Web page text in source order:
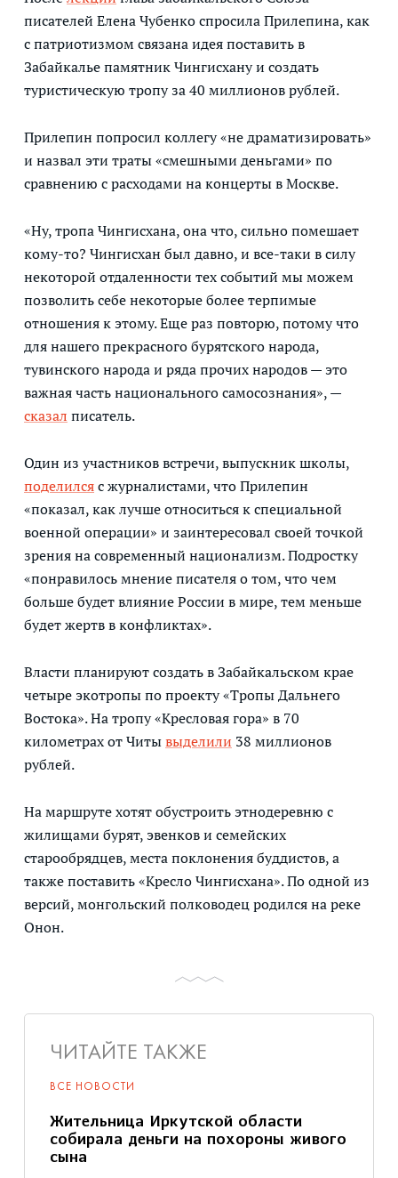
писателей Елена Чубенко спросила Прилепина, как
с патриотизмом связана идея поставить в
Забайкалье памятник Чингисхану и создать
туристическую тропу за 40 миллионов рублей.
Прилепин попросил коллегу «не драматизировать»
и назвал эти траты «смешными деньгами» по
сравнению с расходами на концерты в Москве.
«Ну, тропа Чингисхана, она что, сильно помешает
кому-то? Чингисхан был давно, и все-таки в силу
некоторой отдаленности тех событий мы можем
позволить себе некоторые более терпимые
отношения к этому. Еще раз повторю, потому что
для нашего прекрасного бурятского народа,
тувинского народа и ряда прочих народов — это
важная часть национального самосознания», —
сказал писатель.
Один из участников встречи, выпускник школы,
поделилсяс журналистами, что Прилепин
«показал, как лучше относиться к специальной
военной операции» и заинтересовал своей точкой
зрения на современный национализм. Подростку
«понравилось мнение писателя о том, что чем
больше будет влияние России в мире, тем меньше
будет жертв в конфликтах».
Власти планируют создать в Забайкальском крае
четыре экотропы по проекту «Тропы Дальнего
Востока». На тропу «Кресловая гора» в 70
километрах от Читывыделили 38 миллионов
рублей.
На маршруте хотят обустроить этнодеревню с
жилищами бурят, эвенков и семейских
старообрядцев, места поклонения буддистов, а
также поставить «Кресло Чингисхана». По одной из
версий, монгольский полководец родился на реке
Онон.
ЧИТАЙТЕ ТАКЖЕ
ВСЕ НОВОСТИ
Жительница Иркутской области
собирала деньги на похороны живого
сына